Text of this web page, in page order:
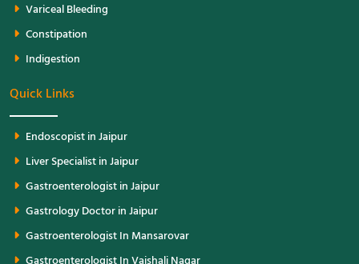
Variceal Bleeding
Constipation
Indigestion
Quick Links
Endoscopist in Jaipur
Liver Specialist in Jaipur
Gastroenterologist in Jaipur
Gastrology Doctor in Jaipur
Gastroenterologist In Mansarovar